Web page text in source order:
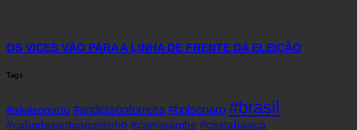
OS VICES VÃO PARA A LINHA DE FRENTE DA ELEIÇÃO
Tags
#alvaroporto #andersonferreira #bolsonaro #brasil
#cabodesantoagostinho #camaragibe #cestabasica